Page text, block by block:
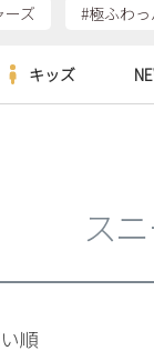
ーズ #極ふわ
ーズ
ア
キッズ
ス
順